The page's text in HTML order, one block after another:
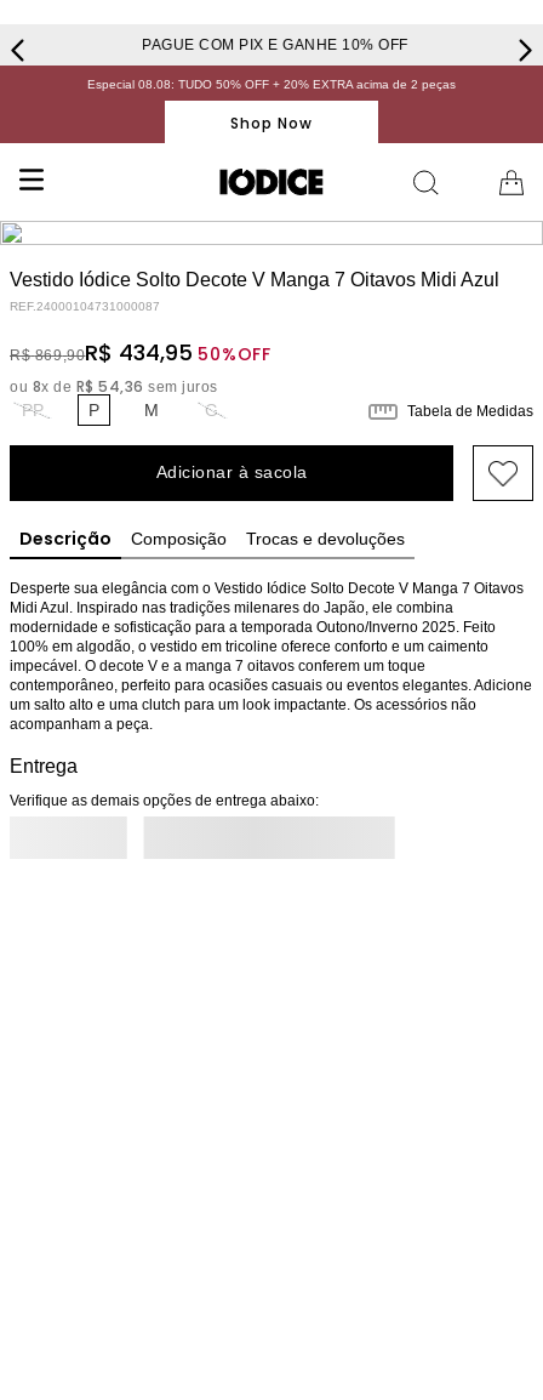
PAGUE COM PIX E GANHE 10% OFF
Especial 08.08: TUDO 50% OFF + 20% EXTRA acima de 2 peças
Shop Now
Vestido Iódice Solto Decote V Manga 7 Oitavos Midi Azul
REF.24000104731000087
R$ 869,90R$ 434,95 50%OFF
ou 8x de R$ 54,36 sem juros
PP P M G Tabela de Medidas
Adicionar à sacola
Descrição Composição Trocas e devoluções
Desperte sua elegância com o Vestido Iódice Solto Decote V Manga 7 Oitavos
Midi Azul. Inspirado nas tradições milenares do Japão, ele combina
modernidade e sofisticação para a temporada Outono/Inverno 2025. Feito
100% em algodão, o vestido em tricoline oferece conforto e um caimento
impecável. O decote V e a manga 7 oitavos conferem um toque
contemporâneo, perfeito para ocasiões casuais ou eventos elegantes. Adicione
um salto alto e uma clutch para um look impactante. Os acessórios não
acompanham a peça.
Entrega
Verifique as demais opções de entrega abaixo: